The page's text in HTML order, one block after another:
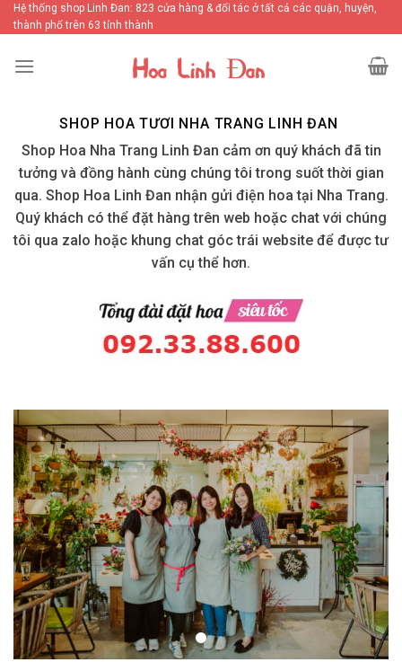
Skip
to
Hệ thống shop Linh Đan: 823 cửa hàng & đối tác ở tất cả các quận, huyện,
thành phố trên 63 tỉnh thành
SHOP HOA TƯƠI NHA TRANG LINH ĐAN
Shop Hoa Nha Trang Linh Đan cảm ơn quý khách đã tin
tưởng và đồng hành cùng chúng tôi trong suốt thời gian
qua. Shop Hoa Linh Đan nhận gửi điện hoa tại Nha Trang.
Quý khách có thể đặt hàng trên web hoặc chat với chúng
tôi qua zalo hoặc khung chat góc trái website để được tư
vấn cụ thể hơn.